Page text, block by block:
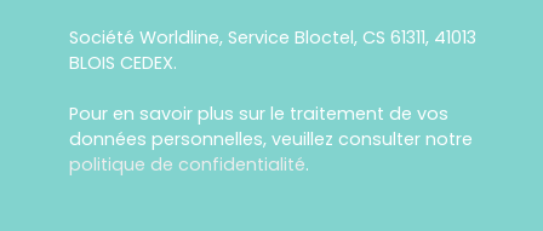
Société Worldline, Service Bloctel, CS 61311, 41013
BLOIS CEDEX.
Pour en savoir plus sur le traitement de vos
données personnelles, veuillez consulter notre
politique de confidentialité.